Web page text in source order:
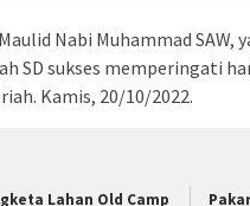
Nabi Muhammad SAW,
SD sukses memperingati
Kamis, 20/10/2022.
Lahan Old Camp